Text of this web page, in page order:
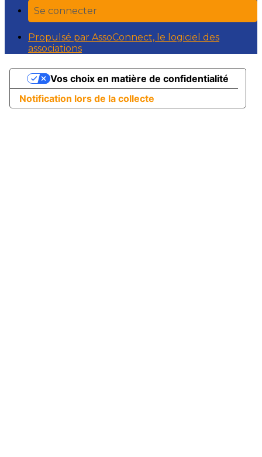
Se connecter
Propulsé par AssoConnect, le logiciel des
associations
Notification lors de la collecte
Vos choix en matière de confidentialité